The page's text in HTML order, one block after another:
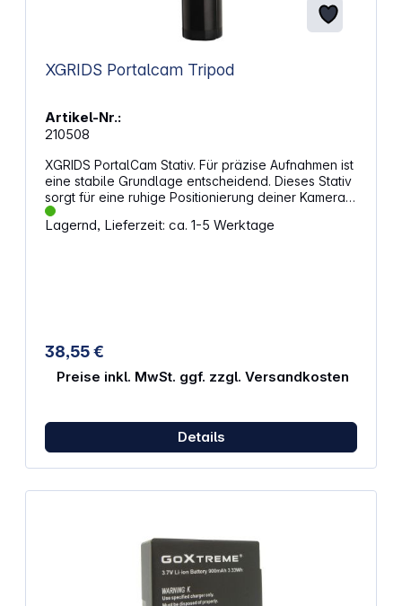
XGRIDS Portalcam Tripod
Artikel-Nr.:
210508
XGRIDS PortalCam Stativ. Für präzise Aufnahmen ist
eine stabile Grundlage entscheidend. Dieses Stativ
sorgt für eine ruhige Positionierung deiner Kamera
und unterstützt professionelle Ergebnisse bei der
Arbeit mit 3D-Scans oder fotografischen Projekten.
Gefertigt aus widerstandsfähigen Materialien für
lange Nutzungsdauer Hilft bei präzisen 3D-Scans
und Architekturaufnahmen Unterstützt
und Geräten mit Standard-Stativgewinde
Lagernd, Lieferzeit: ca. 1-5 Werktage
38,55 €
Preise inkl. MwSt. ggf. zzgl. Versandkosten
Details